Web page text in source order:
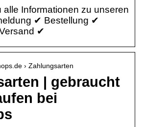
alle Informationen zu unseren
✔ Bestellung ✔
✔
› Zahlungsarten
| gebraucht
bei